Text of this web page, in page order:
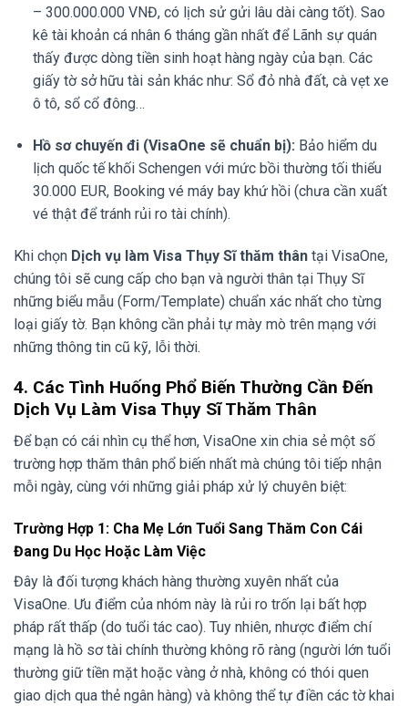
– 300.000.000 VNĐ, có lịch sử gửi lâu dài càng tốt). Sao
kê tài khoản cá nhân 6 tháng gần nhất để Lãnh sự quán
thấy được dòng tiền sinh hoạt hàng ngày của bạn. Các
giấy tờ sở hữu tài sản khác như: Sổ đỏ nhà đất, cà vẹt xe
ô tô, sổ cổ đông…
Hồ sơ chuyến đi (VisaOne sẽ chuẩn bị): Bảo hiểm du
lịch quốc tế khối Schengen với mức bồi thường tối thiểu
30.000 EUR, Booking vé máy bay khứ hồi (chưa cần xuất
vé thật để tránh rủi ro tài chính).
Khi chọn Dịch vụ làm Visa Thụy Sĩ thăm thân tại VisaOne,
chúng tôi sẽ cung cấp cho bạn và người thân tại Thụy Sĩ
những biểu mẫu (Form/Template) chuẩn xác nhất cho từng
loại giấy tờ. Bạn không cần phải tự mày mò trên mạng với
những thông tin cũ kỹ, lỗi thời.
4. Các Tình Huống Phổ Biến Thường Cần Đến
Dịch Vụ Làm Visa Thụy Sĩ Thăm Thân
Để bạn có cái nhìn cụ thể hơn, VisaOne xin chia sẻ một số
trường hợp thăm thân phổ biến nhất mà chúng tôi tiếp nhận
mỗi ngày, cùng với những giải pháp xử lý chuyên biệt:
Trường Hợp 1: Cha Mẹ Lớn Tuổi Sang Thăm Con Cái
Đang Du Học Hoặc Làm Việc
Đây là đối tượng khách hàng thường xuyên nhất của
VisaOne. Ưu điểm của nhóm này là rủi ro trốn lại bất hợp
pháp rất thấp (do tuổi tác cao). Tuy nhiên, nhược điểm chí
mạng là hồ sơ tài chính thường không rõ ràng (người lớn tuổi
thường giữ tiền mặt hoặc vàng ở nhà, không có thói quen
giao dịch qua thẻ ngân hàng) và không thể tự điền các tờ khai